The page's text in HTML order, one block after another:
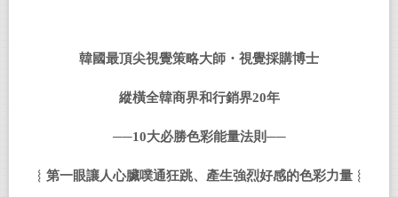
韓國最頂尖視覺策略大師・視覺採購博士
縱橫全韓商界和行銷界20年
──10大必勝色彩能量法則──
︴第一眼讓人心臟噗通狂跳、產生強烈好感的色彩力量︴